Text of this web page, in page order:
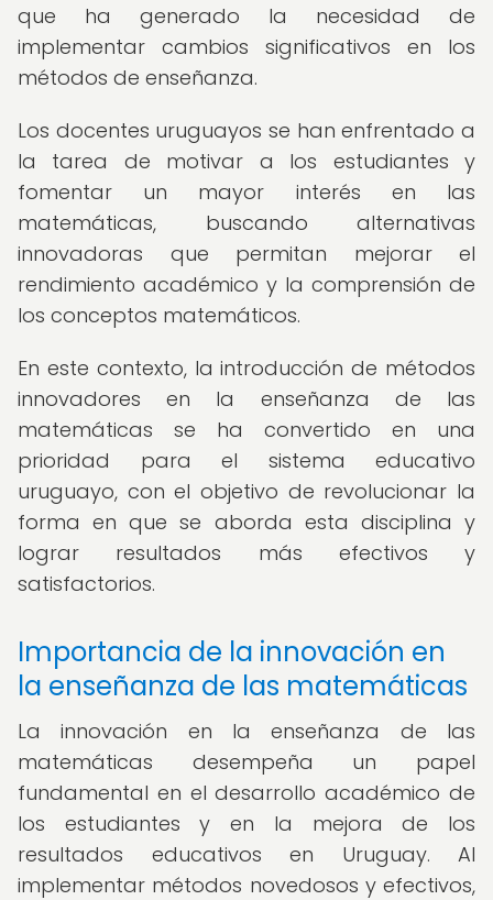
que ha generado la necesidad de
implementar cambios significativos en los
métodos de enseñanza.
Los docentes uruguayos se han enfrentado a
la tarea de motivar a los estudiantes y
fomentar un mayor interés en las
matemáticas, buscando alternativas
innovadoras que permitan mejorar el
rendimiento académico y la comprensión de
los conceptos matemáticos.
En este contexto, la introducción de métodos
innovadores en la enseñanza de las
matemáticas se ha convertido en una
prioridad para el sistema educativo
uruguayo, con el objetivo de revolucionar la
forma en que se aborda esta disciplina y
lograr resultados más efectivos y
satisfactorios.
Importancia de la innovación en
la enseñanza de las matemáticas
La innovación en la enseñanza de las
matemáticas desempeña un papel
fundamental en el desarrollo académico de
los estudiantes y en la mejora de los
resultados educativos en Uruguay. Al
implementar métodos novedosos y efectivos,